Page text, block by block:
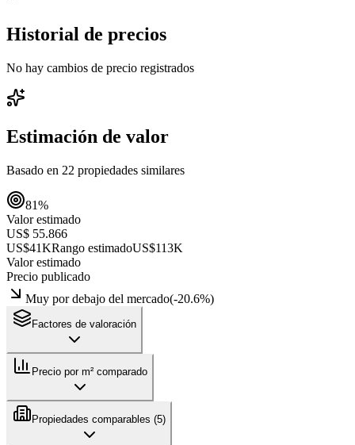
Historial de precios
No hay cambios de precio registrados
Estimación de valor
Basado en 22 propiedades similares
81%
Valor estimado
US$ 55.866
US$41KRango estimadoUS$113K
Valor estimado
Precio publicado
Muy por debajo del mercado(-20.6%)
Factores de valoración
Precio por m² comparado
Propiedades comparables (5)